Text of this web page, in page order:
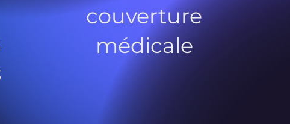
couverture
médicale